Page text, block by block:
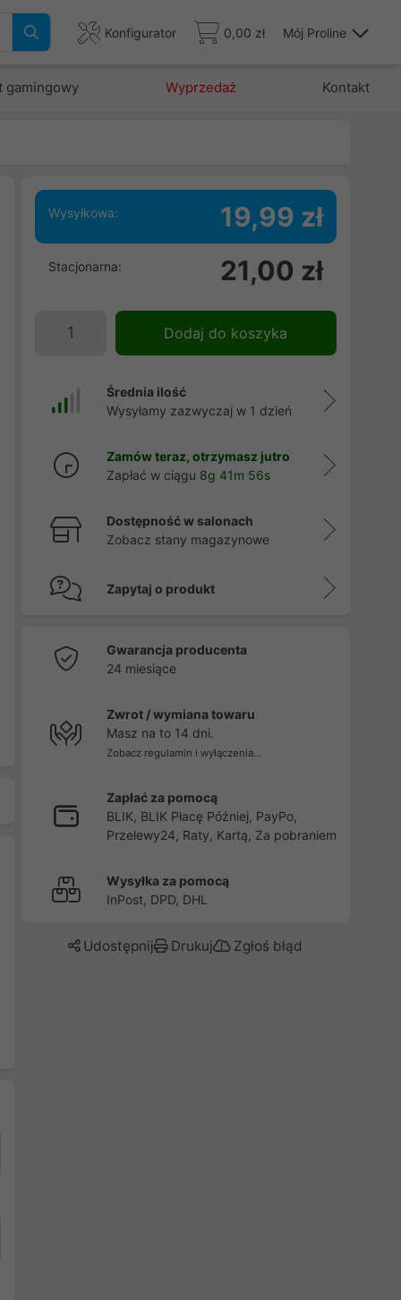
Konfigurator 0,00 zł Mój Proline
gamingowy Wyprzedaż Kontakt
Wysyłkowa: 19,99 zł
Stacjonarna: 21,00 zł
Dodaj do koszyka
Średnia ilość
Wysyłamy zazwyczaj w 1 dzień
Zamów teraz, otrzymasz jutro
Zapłać w ciągu 8g 41m 55s
Dostępność w salonach
Zobacz stany magazynowe
Zapytaj o produkt
Gwarancja producenta
24 miesiące
Zwrot / wymiana towaru
Masz na to 14 dni.
Zobacz regulamin i wyłączenia...
Zapłać za pomocą
BLIK, BLIK Płacę Później, PayPo,
Przelewy24, Raty, Kartą, Za pobraniem
Wysyłka za pomocą
InPost, DPD, DHL
Udostępnij Drukuj Zgłoś błąd